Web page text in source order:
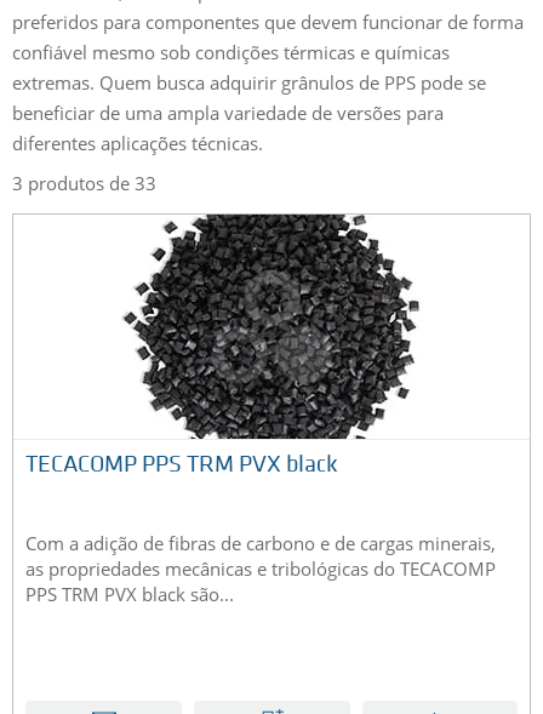
preferidos para componentes que devem funcionar de forma
confiável mesmo sob condições térmicas e químicas
extremas. Quem busca adquirir grânulos de PPS pode se
beneficiar de uma ampla variedade de versões para
diferentes aplicações técnicas.
3 produtos de 33
TECACOMP PPS TRM PVX black
Com a adição de fibras de carbono e de cargas minerais,
as propriedades mecânicas e tribológicas do TECACOMP
PPS TRM PVX black são...